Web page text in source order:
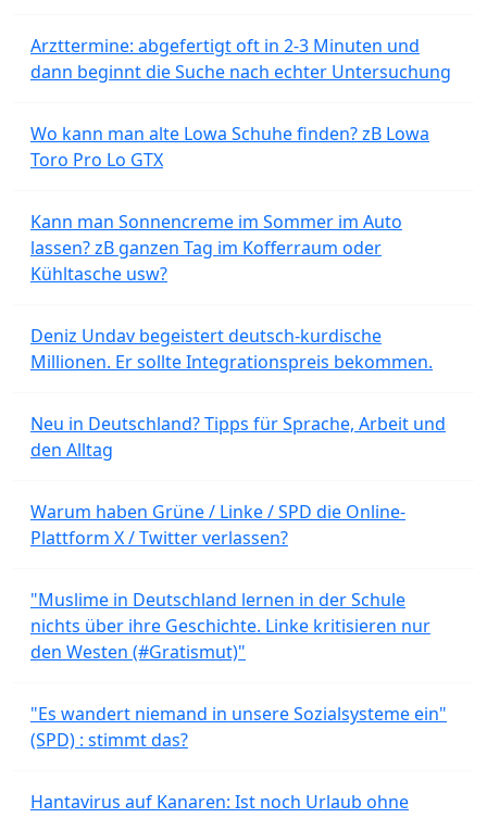
Arzttermine: abgefertigt oft in 2-3 Minuten und
dann beginnt die Suche nach echter Untersuchung
Wo kann man alte Lowa Schuhe finden? zB Lowa
Toro Pro Lo GTX
Kann man Sonnencreme im Sommer im Auto
lassen? zB ganzen Tag im Kofferraum oder
Kühltasche usw?
Deniz Undav begeistert deutsch-kurdische
Millionen. Er sollte Integrationspreis bekommen.
Neu in Deutschland? Tipps für Sprache, Arbeit und
den Alltag
Warum haben Grüne / Linke / SPD die Online-
Plattform X / Twitter verlassen?
"Muslime in Deutschland lernen in der Schule
nichts über ihre Geschichte. Linke kritisieren nur
den Westen (#Gratismut)"
"Es wandert niemand in unsere Sozialsysteme ein"
(SPD) : stimmt das?
Hantavirus auf Kanaren: Ist noch Urlaub ohne